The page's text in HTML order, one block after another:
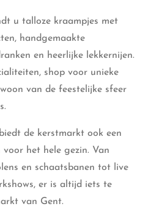
u talloze kraampjes met
handgemaakte
en heerlijke lekkernijen.
shop voor unieke
van de feestelijke sfeer
de kerstmarkt ook een
het hele gezin. Van
en schaatsbanen tot live
er is altijd iets te
van Gent.